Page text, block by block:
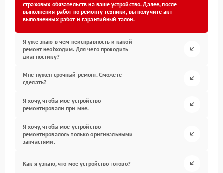
страховых обязательств на ваше устройство. Далее, после
выполнения работ по ремонту техники, вы получите акт
выполненных работ и гарантийный талон.
Я уже знаю в чем неисправность и какой
ремонт необходим. Для чего проводить
диагностику?
Мне нужен срочный ремонт. Сможете
сделать?
Я хочу, чтобы мое устройство
ремонтировали при мне.
Я хочу, чтобы мое устройство
ремонтировалось только оригинальными
запчастями.
Как я узнаю, что мое устройство готово?